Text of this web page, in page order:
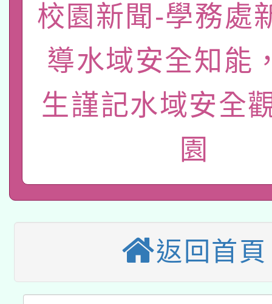
pilot」
有關大陸委員會函釋公
薪期間赴陸應申請許可
轉知經濟部水利署委託
業技術研究院辦理「
用水績優單位及節水達
115年8月22日(星期六
桃園市孔廟祈福系列
開 智慧啟航」
2026年桃園地景藝術
「2026桃園藝術巡演
適應運動共學行動站研
本館辦理115年度閱讀
暨閱讀推動專業研習
科技賦能─人工智慧
A3數位素養講師名單
「數位內容與教學軟體
校園新聞-學務處
導水域安全知能
生謹記水域安全
園
返回首頁